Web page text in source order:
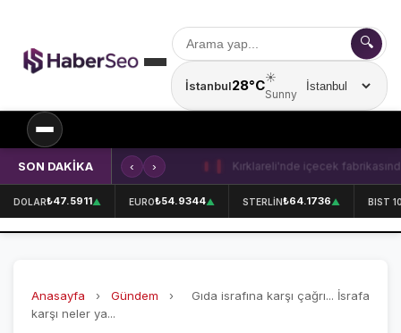
🔍
İstanbul28°C☀️
Sunny
Şehir seçin
SPOR
SPOR HABERLERİ
FENERBAHÇE
SON DAKİKA ‹ › Kırklareli'nde içecek fabrikasında
DOLAR₺47.5911▲ EURO₺54.9344▲ STERLİN₺64.1736▲ BIST
Anasayfa › Gündem ›
Gıda israfına karşı çağrı... İsrafa
karşı neler ya...